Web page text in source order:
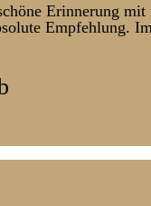
Er­inner­ung mit
Empfehl­ung.